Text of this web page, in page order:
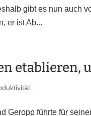
gibt es nun auch
er ist Ab...
etablieren,
Geropp führte für